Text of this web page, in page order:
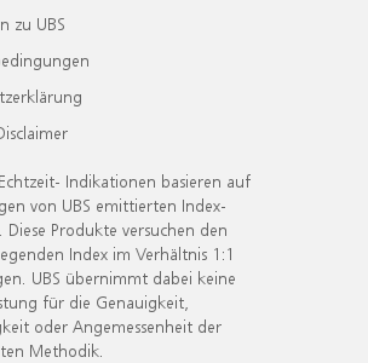
zu UBS
Indikationen basieren auf
von UBS emittierten Index-
Diese Produkte versuchen den
Index im Verhältnis 1:1
UBS übernimmt dabei keine
für die Genauigkeit,
oder Angemessenheit der
Methodik.